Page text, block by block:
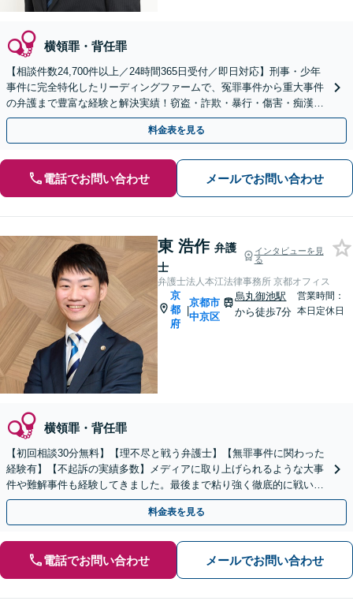
横領罪・背任罪
【相談件数24,700件以上／24時間365日受付／即日対応】刑事・少年
事件に完全特化したリーディングファームで、冤罪事件から重大事件
の弁護まで豊富な経験と解決実績！窃盗・詐欺・暴行・傷害・痴漢・
盗撮・薬物犯罪など幅広い分野に対応可能です！
料金表を見る
電話でお問い合わせ メールでお問い合わせ
東 浩作 弁護
士
インタビューを見
る
弁護士法人本江法律事務所 京都オフィス
京
都
府
|
京都市
中京区
烏丸御池駅
から徒歩7分
営業時間：
本日定休日
横領罪・背任罪
【初回相談30分無料】【理不尽と戦う弁護士】【無罪事件に関わった
経験有】【不起訴の実績多数】メディアに取り上げられるような大事
件や難解事件も経験してきました。最後まで粘り強く徹底的に戦いま
すので、ご相談ください【電話・メール・WEB相談可】
料金表を見る
電話でお問い合わせ メールでお問い合わせ